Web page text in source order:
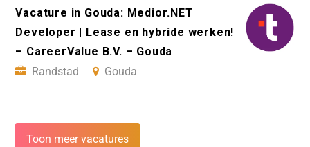
Vacature in Gouda: Medior.NET
Developer | Lease en hybride werken!
– CareerValue B.V. – Gouda
Randstad
Gouda
Toon meer vacatures